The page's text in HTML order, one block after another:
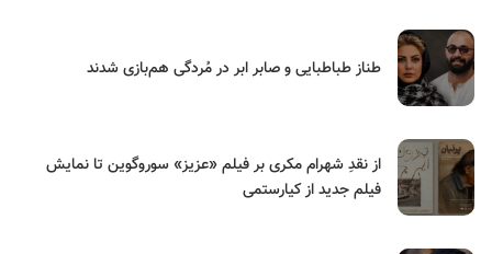
طناز طباطبایی و صابر ابر در مُردگی هم‌بازی شدند
از نقدِ شهرام مکری بر فیلم «عزیز» سوروگوین تا نمایش
فیلم جدید از کیارستمی